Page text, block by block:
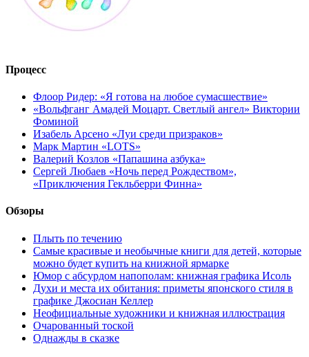
Процесс
Флоор Ридер: «Я готова на любое сумасшествие»
«Вольфганг Амадей Моцарт. Светлый ангел» Виктории
Фоминой
Изабель Арсено «Луи среди призраков»
Марк Мартин «LOTS»
Валерий Козлов «Папашина азбука»
Сергей Любаев «Ночь перед Рождеством»,
«Приключения Гекльберри Финна»
Обзоры
Плыть по течению
Самые красивые и необычные книги для детей, которые
можно будет купить на книжной ярмарке
Юмор с абсурдом напополам: книжная графика Исоль
Духи и места их обитания: приметы японского стиля в
графике Джосиан Келлер
Неофициальные художники и книжная иллюстрация
Очарованный тоской
Однажды в сказке